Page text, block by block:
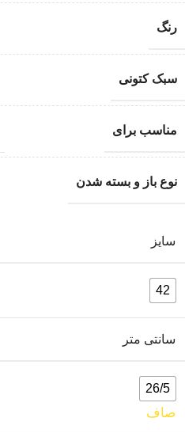
رنگ
سبک کتونی
مناسب برای
نوع باز و بسته شدن
سایز
42
سانتی متر
26/5
صاف